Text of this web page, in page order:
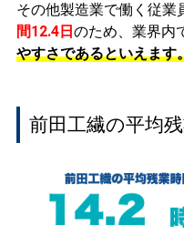
その他製造業で働く従業
間12.4日 のため、業界内
やすさであるといえます
前田工繊の平均